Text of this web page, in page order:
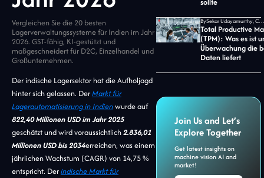
Vergleichen Sie die 20 besten
Lagerverwaltungssysteme für Indien im Jahr
2026. GST-fähig, KI-gestützt und
maßgeschneidert für D2C, Einzelhandel und
Großunternehmen.
Der indische Lagersektor hat die Aufholjagd
hinter sich gelassen. DerMarkt für
Lagerautomatisierung in Indienwurde auf
822,40 Millionen USD im Jahr 2025
geschätzt und wird voraussichtlich2.836,01
Millionen USD bis 2034erreichen, was einem
jährlichen Wachstum (CAGR) von 14,75 %
entspricht. Derindische Markt für
By Sekar Udayamurthy, CEO von Jidoka Tech
Total Productive
(TPM): Was es ist
Überwachung die
Daten liefert
Join Us and Let’s
Explore Together
Get latest insights on
machine vision AI and
market!